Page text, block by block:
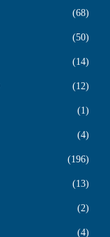
68
50
14
12
1
4
196
13
2
4